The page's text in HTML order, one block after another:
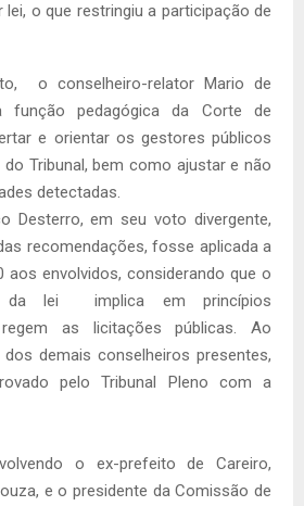
o que restringiu a participação de
o conselheiro-relator Mario de
função pedagógica da Corte de
e orientar os gestores públicos
Tribunal, bem como ajustar e não
detectadas.
Desterro, em seu voto divergente,
recomendações, fosse aplicada a
aos envolvidos, considerando que o
da lei implica em princípios
as licitações públicas. Ao
demais conselheiros presentes,
pelo Tribunal Pleno com a
o ex-prefeito de Careiro,
e o presidente da Comissão de